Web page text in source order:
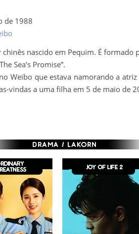
de 1988
nascido em Pequim. É formado
Sea’s Promise”.
Weibo que estava namorando a
vindas a uma filha em 5 de maio de